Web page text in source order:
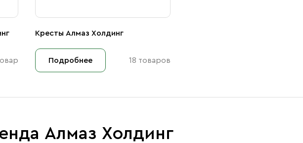
Кресты Алмаз Холдинг
Подробнее 18 товаров
Алмаз Холдинг